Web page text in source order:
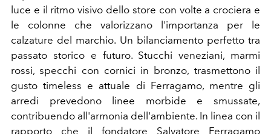
luce e il ritmo visivo dello store con volte a crociera e
le colonne che valorizzano l'importanza per le
calzature del marchio. Un bilanciamento perfetto tra
passato storico e futuro. Stucchi veneziani, marmi
rossi, specchi con cornici in bronzo, trasmettono il
gusto timeless e attuale di Ferragamo, mentre gli
arredi prevedono linee morbide e smussate,
contribuendo all'armonia dell'ambiente. In linea con il
rapporto che il fondatore Salvatore Ferragamo